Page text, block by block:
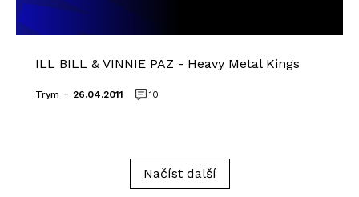
ILL BILL & VINNIE PAZ - Heavy Metal Kings
Trym - 26.04.2011 10
Načíst další